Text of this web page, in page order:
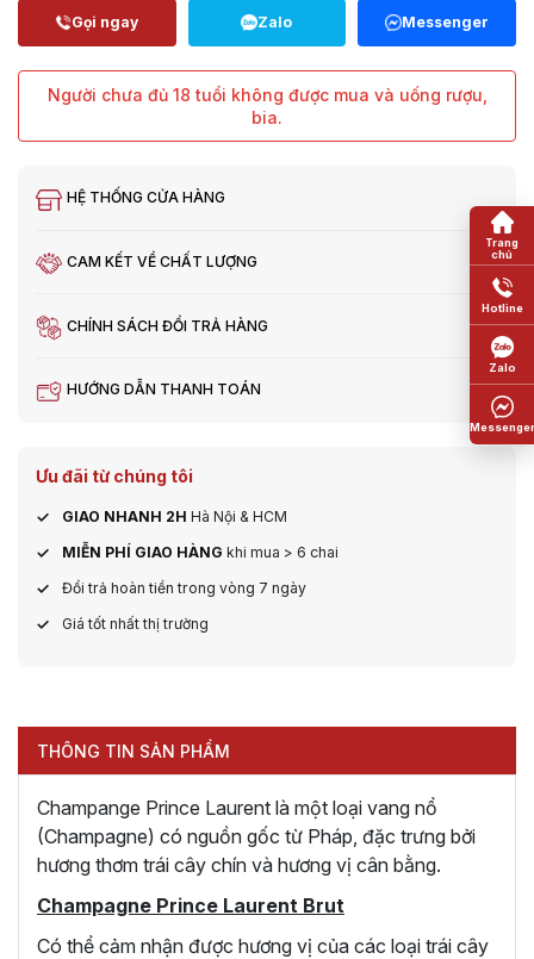
Người chưa đủ 18 tuổi không được mua và uống rượu,
bia.
HỆ THỐNG CỬA HÀNG
CAM KẾT VỀ CHẤT LƯỢNG
CHÍNH SÁCH ĐỔI TRẢ HÀNG
HƯỚNG DẪN THANH TOÁN
Ưu đãi từ chúng tôi
GIAO NHANH 2H Hà Nội & HCM
MIỄN PHÍ GIAO HÀNG khi mua > 6 chai
Đổi trả hoàn tiền trong vòng 7 ngày
Giá tốt nhất thị trường
THÔNG TIN SẢN PHẨM
Champange Prince Laurent là một loại vang nổ
(Champagne) có nguồn gốc từ Pháp, đặc trưng bởi
hương thơm trái cây chín và hương vị cân bằng.
Champagne Prince Laurent Brut
Có thể cảm nhận được hương vị của các loại trái cây